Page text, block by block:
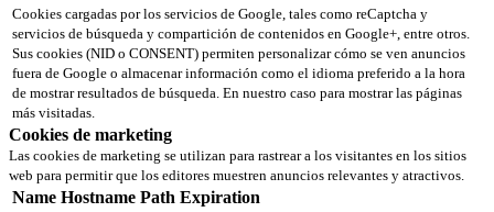
Cookies cargadas por los servicios de Google, tales como reCaptcha y
servicios de búsqueda y compartición de contenidos en Google+, entre otros.
Sus cookies (NID o CONSENT) permiten personalizar cómo se ven anuncios
fuera de Google o almacenar información como el idioma preferido a la hora
de mostrar resultados de búsqueda. En nuestro caso para mostrar las páginas
más visitadas.
Cookies de marketing
Las cookies de marketing se utilizan para rastrear a los visitantes en los sitios
web para permitir que los editores muestren anuncios relevantes y atractivos.
Name Hostname Path Expiration